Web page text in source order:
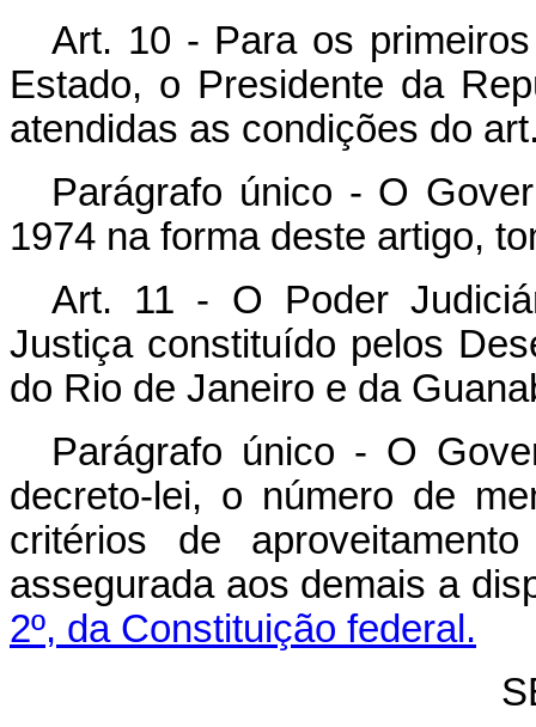
Art. 10 - Para os
Estado, o Presidente da
atendidas as condições do
Parágrafo único - O
1974 na forma deste artigo,
Art. 11 - O Poder
Justiça constituído pelos
do Rio de Janeiro e da
Parágrafo único - O
decreto-lei, o número de
critérios de
assegurada aos demais a
2º, da Constituição federal.